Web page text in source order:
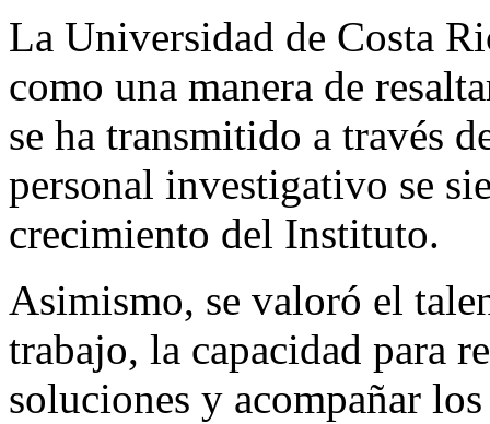
La Universidad de Costa
como una manera de
se ha transmitido a través
personal investigativo se
crecimiento del Instituto.
Asimismo, se valoró el
trabajo, la capacidad para
soluciones y acompañar